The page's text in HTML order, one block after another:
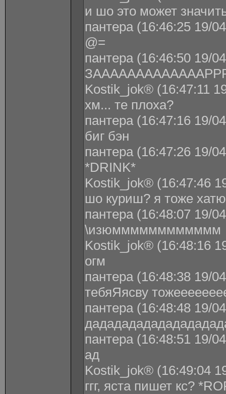
и шо это может
пантера (16:46:25 19/
@=
пантера (16:46:50 19/
Kostik_jok® (16:47:11
хм... те плоха?
пантера (16:47:16 19/
биг бэн
пантера (16:47:26 19/
*DRINK*
Kostik_jok® (16:47:46
шо куриш? я тоже
пантера (16:48:07 19/
\изюмммммммммммм
Kostik_jok® (16:48:16
огм
пантера (16:48:38 19/
тебяЯясву
пантера (16:48:48 19/
пантера (16:48:51 19/
ад
Kostik_jok® (16:49:04
ггг, яста пишет кс?